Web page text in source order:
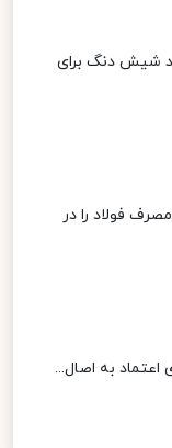
شیش دنگ برای
فولاد را در
به اصال...